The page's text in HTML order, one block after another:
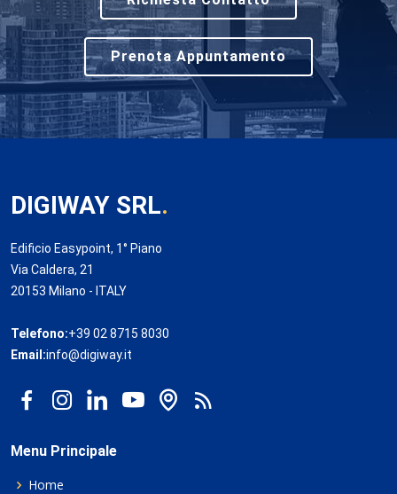
Prenota Appuntamento
DIGIWAY SRL.
Edificio Easypoint, 1° Piano
Via Caldera, 21
20153 Milano - ITALY
Telefono:+39 02 8715 8030
Email:info@digiway.it
Menu Principale
Home